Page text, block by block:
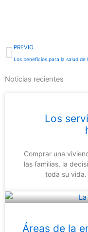
Ant
PREVIO
Noticias recientes
Los
Comprar una
las familias, la
toda su
Áreas de la